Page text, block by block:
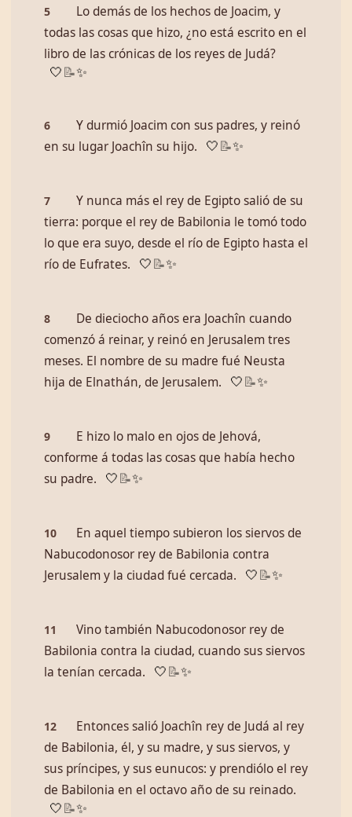
5
Lo demás de los hechos de Joacim, y
todas las cosas que hizo, ¿no está escrito en el
libro de las crónicas de los reyes de Judá?
🤍 📝✨
6
Y durmió Joacim con sus padres, y reinó
en su lugar Joachîn su hijo.
🤍 📝✨
7
Y nunca más el rey de Egipto salió de su
tierra: porque el rey de Babilonia le tomó todo
lo que era suyo, desde el río de Egipto hasta el
río de Eufrates.
🤍 📝✨
8
De dieciocho años era Joachîn cuando
comenzó á reinar, y reinó en Jerusalem tres
meses. El nombre de su madre fué Neusta
hija de Elnathán, de Jerusalem.
🤍 📝✨
9
E hizo lo malo en ojos de Jehová,
conforme á todas las cosas que había hecho
su padre.
🤍 📝✨
10
En aquel tiempo subieron los siervos de
Nabucodonosor rey de Babilonia contra
Jerusalem y la ciudad fué cercada.
🤍 📝✨
11
Vino también Nabucodonosor rey de
Babilonia contra la ciudad, cuando sus siervos
la tenían cercada.
🤍 📝✨
12
Entonces salió Joachîn rey de Judá al rey
de Babilonia, él, y su madre, y sus siervos, y
sus príncipes, y sus eunucos: y prendiólo el rey
de Babilonia en el octavo año de su reinado.
🤍 📝✨